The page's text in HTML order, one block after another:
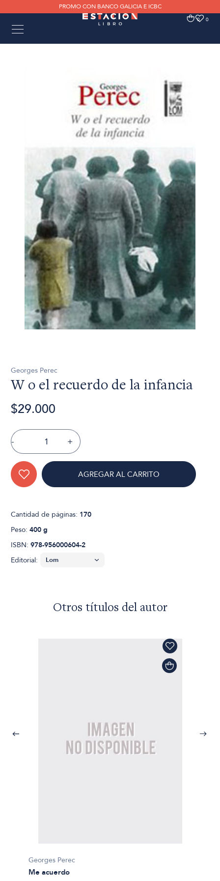
PROMO CON BANCO GALICIA E ICBC
0 0
Georges Perec
W o el recuerdo de la infancia
$29.000
- +
AGREGAR AL CARRITO
Cantidad de páginas: 170
Peso:400 g
ISBN:978-956000604-2
Editorial:
Otros títulos del autor
Georges Perec
Me acuerdo